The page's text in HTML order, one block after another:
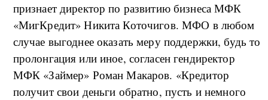
признает директор по развитию бизнеса МФК
«МигКредит» Никита Коточигов. МФО в любом
случае выгоднее оказать меру поддержки, будь то
пролонгация или иное, согласен гендиректор
МФК «Займер» Роман Макаров. «Кредитор
получит свои деньги обратно, пусть и немного